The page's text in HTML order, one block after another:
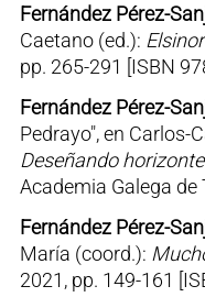
Fernández Pérez-
Caetano (ed.):
pp. 265-291 [ISBN
Fernández Pérez-
Pedrayo", en Carlos-
Deseñando
Academia Galega
Fernández Pérez-
María (coord.):
2021, pp. 149-161